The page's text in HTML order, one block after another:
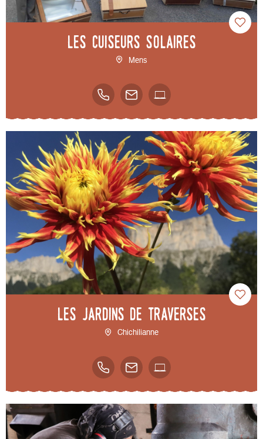
Les Cuiseurs Solaires
Mens
Les Jardins de Traverses
Chichilianne